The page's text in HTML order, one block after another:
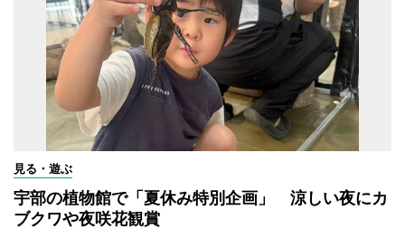
見る・遊ぶ
宇部の植物館で「夏休み特別企画」 涼しい夜にカ
ブクワや夜咲花観賞